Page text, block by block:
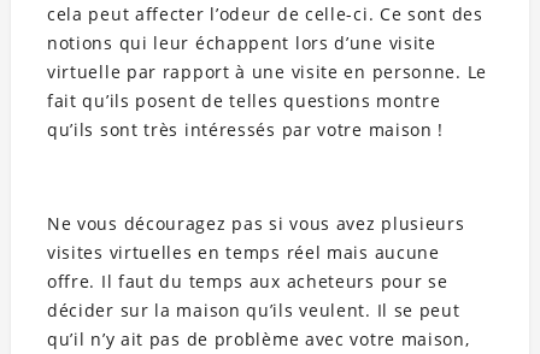
cela peut affecter l’odeur de celle-ci. Ce sont des
notions qui leur échappent lors d’une visite
virtuelle par rapport à une visite en personne. Le
fait qu’ils posent de telles questions montre
qu’ils sont très intéressés par votre maison !
Ne vous découragez pas si vous avez plusieurs
visites virtuelles en temps réel mais aucune
offre. Il faut du temps aux acheteurs pour se
décider sur la maison qu’ils veulent. Il se peut
qu’il n’y ait pas de problème avec votre maison,